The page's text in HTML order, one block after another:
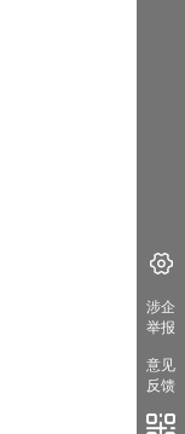
涉企
举报
意见
反馈